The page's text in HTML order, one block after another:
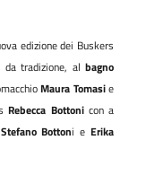
edizione dei Buskers
tradizione, al bagno
Maura Tomasie
Rebecca Bottonicon a
Stefano Bottoni eErika